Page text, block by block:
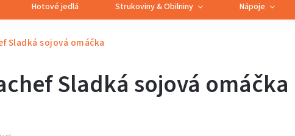
Hotové jedlá Strukoviny & Obilniny Nápoje
Sladká sojová omáčka
Sladká sojová omáčka